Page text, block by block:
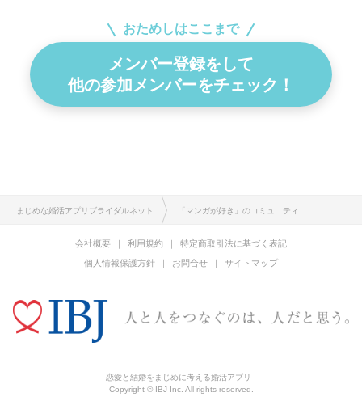
おためしはここまで
メンバー登録をして
他の参加メンバーをチェック！
まじめな婚活アプリブライダルネット 「マンガが好き」のコミュニティ
会社概要 利用規約
特定商取引法に基づく表記
個人情報保護方針
お問合せ サイトマップ
恋愛と結婚をまじめに考える婚活アプリ
Copyright © IBJ Inc. All rights reserved.